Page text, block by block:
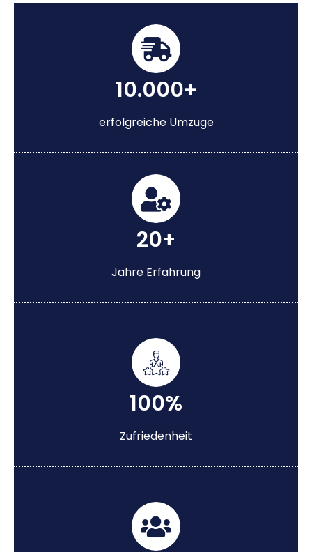
10.000+
erfolgreiche Umzüge
20+
Jahre Erfahrung
100%
Zufriedenheit